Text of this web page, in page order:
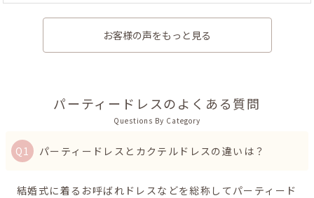
お客様の声をもっと見る
パーティードレスのよくある質問
Questions By Category
パーティードレスとカクテルドレスの違いは？
結婚式に着るお呼ばれドレスなどを総称してパーティード